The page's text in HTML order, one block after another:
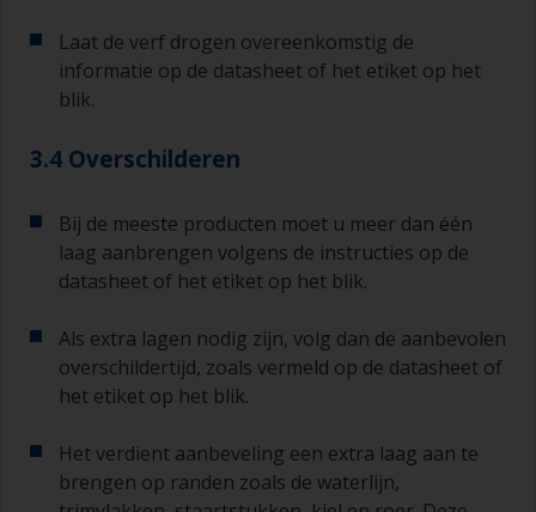
Laat de verf drogen overeenkomstig de
informatie op de datasheet of het etiket op het
blik.
3.4 Overschilderen
Bij de meeste producten moet u meer dan één
laag aanbrengen volgens de instructies op de
datasheet of het etiket op het blik.
Als extra lagen nodig zijn, volg dan de aanbevolen
overschildertijd, zoals vermeld op de datasheet of
het etiket op het blik.
Het verdient aanbeveling een extra laag aan te
brengen op randen zoals de waterlijn,